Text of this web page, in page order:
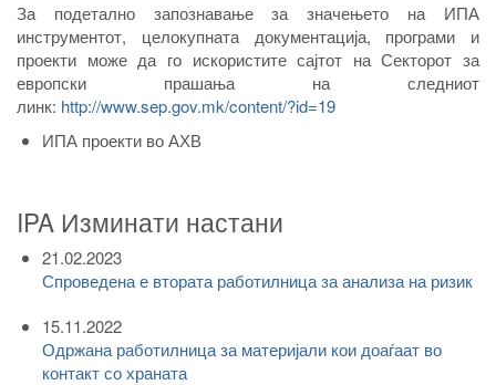
За подетално запознавање за значењето на ИПА
инструментот, целокупната документација, програми и
проекти може да го искористите сајтот на Секторот за
европски прашања на следниот
линк: http://www.sep.gov.mk/content/?id=19
ИПА проекти во АХВ
IPA Изминати настани
21.02.2023
Спроведена е втората работилница за анализа на ризик
15.11.2022
Одржана работилница за материјали кои доаѓаат во
контакт со храната